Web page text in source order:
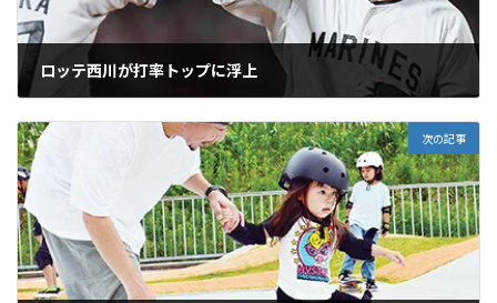
ロッテ西川が打率トップに浮上
次の記事